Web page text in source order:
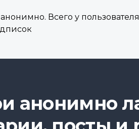
Всего у
анонимно